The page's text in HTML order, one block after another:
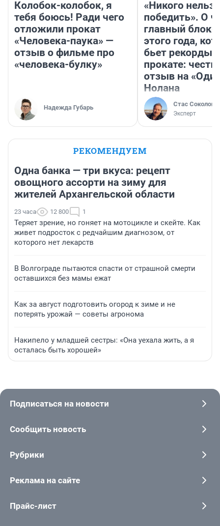
Колобок-колобок, я
тебя боюсь! Ради чего
отложили прокат
«Человека-паука» —
отзыв о фильме про
«человека-булку»
Надежда Губарь
«Никого нельзя
победить». О
главный
этого года,
бьет рекорды в
прокате:
отзыв на
Нолана
Стас Соколов
Эксперт
РЕКОМЕНДУЕМ
Одна банка — три вкуса: рецепт
овощного ассорти на зиму для
жителей Архангельской области
23 часа 12 800 1
Теряет зрение, но гоняет на мотоцикле и скейте. Как
живет подросток с редчайшим диагнозом, от
которого нет лекарств
В Волгограде пытаются спасти от страшной смерти
оставшихся без мамы ежат
Как за август подготовить огород к зиме и не
потерять урожай — советы агронома
Накипело у младшей сестры: «Она уехала жить, а я
осталась быть хорошей»
Подписаться на новости
Сообщить новость
Рубрики
Реклама на сайте
Прайс-лист